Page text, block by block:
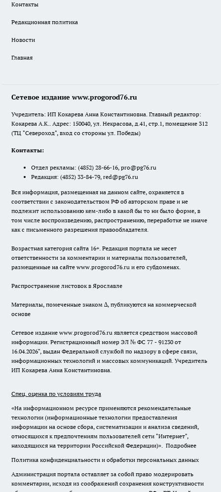
Контакты
Редакционная политика
Новости
Главная
Сетевое издание www.progorod76.ru
Учредитель: ИП Кокарева Анна Константиновна. Главный редактор:
Кокарева А.К.. Адрес: 150040, ул. Некрасова, д.41, стр.1, помещение 312
(ТЦ "Североход", вход со стороны ул. Победы)
Контакты:
Отдел рекламы: (4852) 28-66-16, pro@pg76.ru
Редакция: (4852) 33-84-79, red@pg76.ru
Вся информация, размещенная на данном сайте, охраняется в
соответствии с законодательством РФ об авторском праве и не
подлежит использованию кем-либо в какой бы то ни было форме, в
том числе воспроизведению, распространению, переработке не иначе
как с письменного разрешения правообладателя.
Возрастная категория сайта 16+. Редакция портала не несет
ответственности за комментарии и материалы пользователей,
размещенные на сайте www.progorod76.ru и его субдоменах.
Распространение листовок в Ярославле
Материалы, помеченные знаком ∆, публикуются на коммерческой
основе
Сетевое издание www.progorod76.ru является средством массовой
информации. Регистрационный номер ЭЛ № ФС 77 - 91230 от
16.04.2026", выдан Федеральной службой по надзору в сфере связи,
информационных технологий и массовых коммуникаций. Учредитель
ИП Кокарева Анна Константиновна.
Спец. оценка по условиям труда
«На информационном ресурсе применяются рекомендательные
технологии (информационные технологии предоставления
информации на основе сбора, систематизации и анализа сведений,
относящихся к предпочтениям пользователей сети "Интернет",
находящихся на территории Российской Федерации)». Подробнее
Политика конфиденциальности и обработки персональных данных
Администрация портала оставляет за собой право модерировать
комментарии, исходя из соображений сохранения конструктивности